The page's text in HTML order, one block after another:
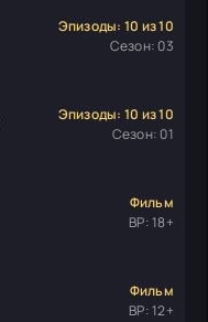
Эпизоды: 10 из 10
Сезон: 03
Эпизоды: 10 из 10
Сезон: 01
Фильм
ВР: 18+
Фильм
ВР: 12+